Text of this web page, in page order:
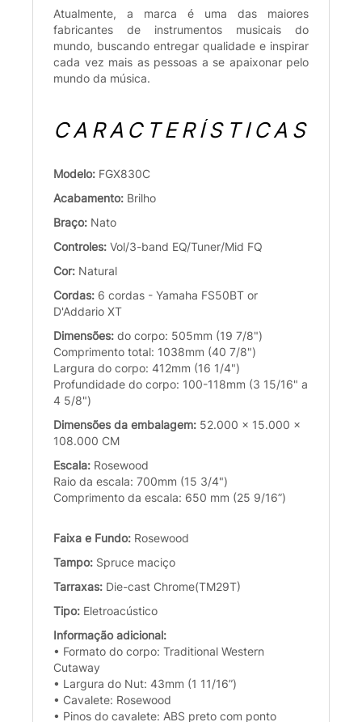
Atualmente, a marca é uma das maiores
fabricantes de instrumentos musicais do
mundo, buscando entregar qualidade e inspirar
cada vez mais as pessoas a se apaixonar pelo
mundo da música.
CARACTERÍSTICAS
Modelo: FGX830C
Acabamento: Brilho
Braço: Nato
Controles: Vol/3-band EQ/Tuner/Mid FQ
Cor: Natural
Cordas: 6 cordas - Yamaha FS50BT or
D'Addario XT
Dimensões: do corpo: 505mm (19 7/8")
Comprimento total: 1038mm (40 7/8")
Largura do corpo: 412mm (16 1/4")
Profundidade do corpo: 100-118mm (3 15/16" a
4 5/8")
Dimensões da embalagem: 52.000 x 15.000 x
108.000 CM
Escala: Rosewood
Raio da escala: 700mm (15 3/4")
Comprimento da escala: 650 mm (25 9/16”)
Faixa e Fundo: Rosewood
Tampo: Spruce maciço
Tarraxas: Die-cast Chrome(TM29T)
Tipo: Eletroacústico
Informação adicional:
• Formato do corpo: Traditional Western
Cutaway
• Largura do Nut: 43mm (1 11/16”)
• Cavalete: Rosewood
• Pinos do cavalete: ABS preto com ponto